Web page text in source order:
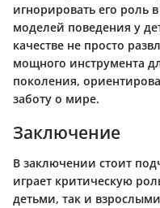
игнорировать его
моделей поведения у
качестве не просто
мощного инструмента
поколения,
заботу о мире.
Заключение
В заключении стоит
играет критическую
детьми, так и